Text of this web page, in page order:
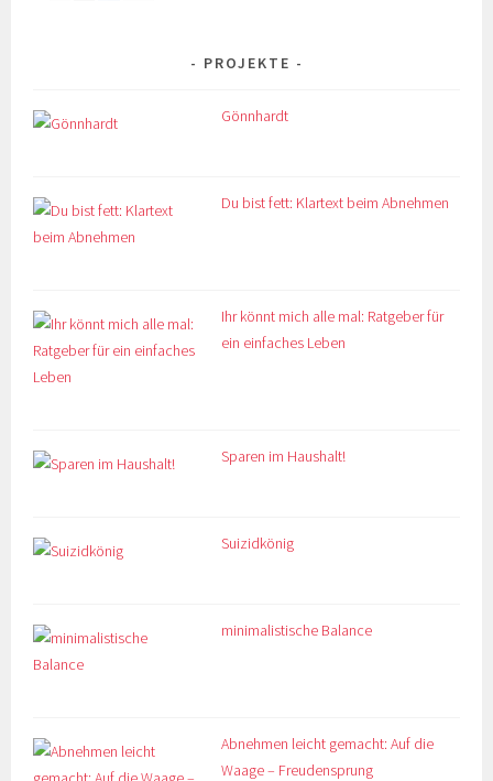
PROJEKTE
Gönnhardt
Du bist fett: Klartext beim Abnehmen
Ihr könnt mich alle mal: Ratgeber für
ein einfaches Leben
Sparen im Haushalt!
Suizidkönig
minimalistische Balance
Abnehmen leicht gemacht: Auf die
Waage – Freudensprung